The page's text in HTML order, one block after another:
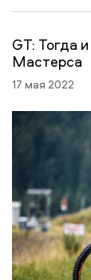
GT: Тогда
Мастерса
17 мая 2022